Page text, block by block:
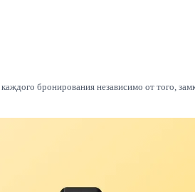
бронирования независимо от того,